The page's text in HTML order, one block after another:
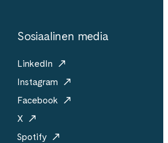
Sosiaalinen media
LinkedIn
Instagram
Facebook
X
Spotify